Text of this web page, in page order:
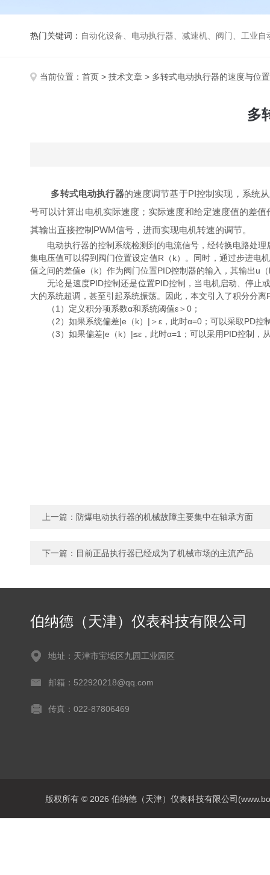
热门关键词： 自动化设备、电动执行器、减速机、阀门、工业自
当前位置： 首页 > 技术文章 > 多转式电动执行器的速度与位
多
多转式电动执行器的速度调节基于PI控制实现，系统
号可以计算出电机实际速度；实际速度和给定速度值的差
其输出直接控制PWM信号，进而实现电机转速的调节。
电动执行器的控制系统检测到的电流信号，经转换电路处理
集电压值可以得到阀门位置设定值R（k）。同时，通过步进电
值之间的差值e（k）作为阀门位置PID控制器的输入，其输出u
无论是速度PID控制还是位置PID控制，当电机启动、停止或
大的系统超调，甚至引起系统振荡。因此，本文引入了积分分
（1）定义积分项系数α和系统阈值ε＞0；
（2）如果系统偏差|e（k）|＞ε，此时α=0；可以采取PD控
（3）如果偏差|e（k）|≤ε，此时α=1；可以采用PID控制，
上一篇： 防爆电动执行器的机械故障主要集中在轴承方面
下一篇： 目前正品执行器已经成为了机械市场的主流产品
伯纳德（天津）仪表科技有限公司
地址：天津市宝坻区九园工业园区
邮箱：522920218@qq.com
传真：022-87806469
版权所有 © 2026 伯纳德（天津）仪表科技有限公司